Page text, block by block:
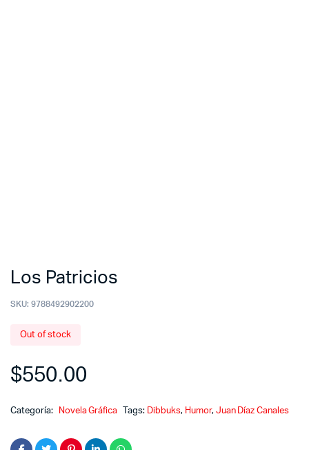
Los Patricios
SKU: 9788492902200
Out of stock
$550.00
Categoría: Novela Gráfica Tags: Dibbuks, Humor, Juan Díaz Canales